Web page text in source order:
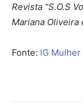
Revista “S.O.S
Mariana Oliveira
Fonte: IG Mulher